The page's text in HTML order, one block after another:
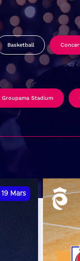
Basketball
Groupama Stadium
19 Mars